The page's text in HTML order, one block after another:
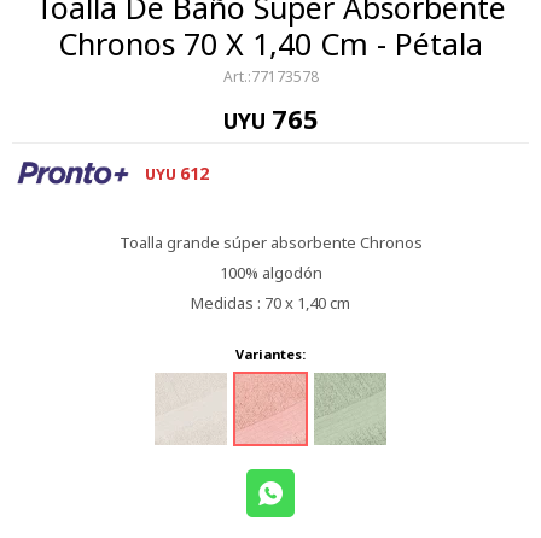
Chronos 70 X 1,40 Cm - Pétala
77173578
UYU 765
UYU 612
Toalla grande súper absorbente Chronos
100% algodón
Medidas : 70 x 1,40 cm
Variantes: